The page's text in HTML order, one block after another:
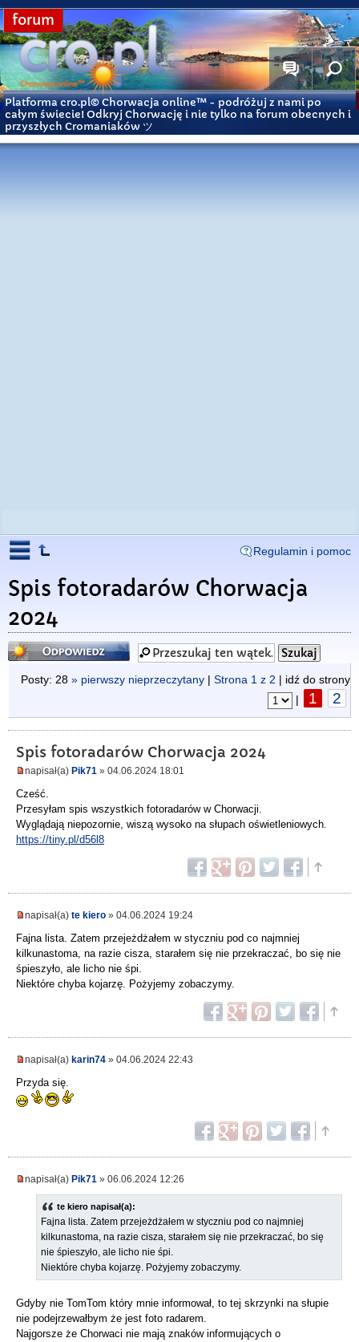
forum
Platforma cro.pl© Chorwacja online™ - podróżuj z nami po
całym świecie! Odkryj Chorwację i nie tylko na forum obecnych i
przyszłych Cromaniaków ツ
Regulamin i pomoc
Spis fotoradarów Chorwacja
2024
Odpowiedz
Posty: 28 » pierwszy nieprzeczytany | Strona 1 z 2 | idź do strony
|
1 2
Spis fotoradarów Chorwacja 2024
napisał(a) Pik71 » 04.06.2024 18:01
Cześć.
Przesyłam spis wszystkich fotoradarów w Chorwacji.
Wyglądają niepozornie, wiszą wysoko na słupach oświetleniowych.
https://tiny.pl/d56l8
napisał(a) te kiero » 04.06.2024 19:24
Fajna lista. Zatem przejeżdżałem w styczniu pod co najmniej
kilkunastoma, na razie cisza, starałem się nie przekraczać, bo się nie
śpieszyło, ale licho nie śpi.
Niektóre chyba kojarzę. Pożyjemy zobaczymy.
napisał(a) karin74 » 04.06.2024 22:43
Przyda się.
napisał(a) Pik71 » 06.06.2024 12:26
te kiero napisał(a):
Fajna lista. Zatem przejeżdżałem w styczniu pod co najmniej
kilkunastoma, na razie cisza, starałem się nie przekraczać, bo się
nie śpieszyło, ale licho nie śpi.
Niektóre chyba kojarzę. Pożyjemy zobaczymy.
Gdyby nie TomTom który mnie informował, to tej skrzynki na słupie
nie podejrzewałbym że jest foto radarem.
Najgorsze że Chorwaci nie mają znaków informujących o